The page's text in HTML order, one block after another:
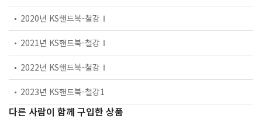
2020년 KS핸드북-철강Ⅰ
2021년 KS핸드북-철강Ⅰ
2022년 KS핸드북-철강Ⅰ
2023년 KS핸드북-철강1
다른 사람이 함께 구입한 상품